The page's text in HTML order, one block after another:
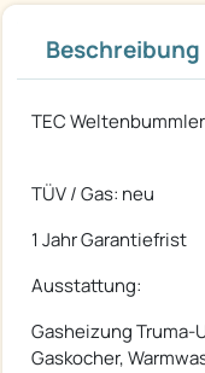
Beschreibung
TEC
TÜV / Gas: neu
1 Jahr Garantiefrist
Ausstattung:
Gasheizung Truma-
Gaskocher,